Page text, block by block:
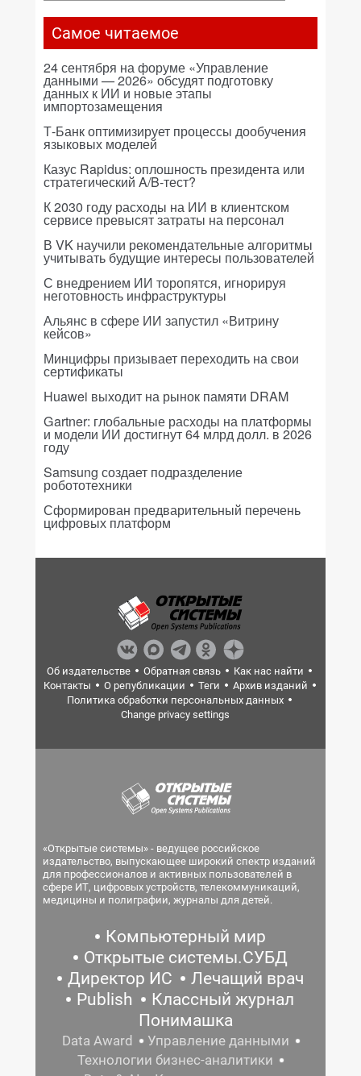
Самое читаемое
24 сентября на форуме «Управление
данными — 2026» обсудят подготовку
данных к ИИ и новые этапы
импортозамещения
Т-Банк оптимизирует процессы дообучения
языковых моделей
Казус Rapidus: оплошность президента или
стратегический A/B-тест?
К 2030 году расходы на ИИ в клиентском
сервисе превысят затраты на персонал
В VK научили рекомендательные алгоритмы
учитывать будущие интересы пользователей
С внедрением ИИ торопятся, игнорируя
неготовность инфраструктуры
Альянс в сфере ИИ запустил «Витрину
кейсов»
Минцифры призывает переходить на свои
сертификаты
Huawei выходит на рынок памяти DRAM
Gartner: глобальные расходы на платформы
и модели ИИ достигнут 64 млрд долл. в 2026
году
Samsung создает подразделение
робототехники
Сформирован предварительный перечень
цифровых платформ
Об издательстве Обратная связь
Как нас найти
Контакты
О републикации Теги
Архив изданий
Политика обработки персональных данных
Change privacy settings
«Открытые системы» - ведущее российское
издательство, выпускающее широкий спектр изданий
для профессионалов и активных пользователей в
сфере ИТ, цифровых устройств, телекоммуникаций,
медицины и полиграфии, журналы для детей.
Компьютерный мир
Открытые системы.СУБД
Директор ИС
Лечащий врач
Publish
Классный журнал
Понимашка
Data Award
Управление данными
Технологии бизнес-аналитики